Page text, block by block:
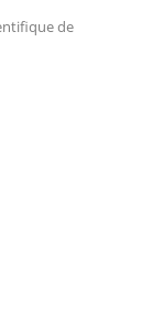
de